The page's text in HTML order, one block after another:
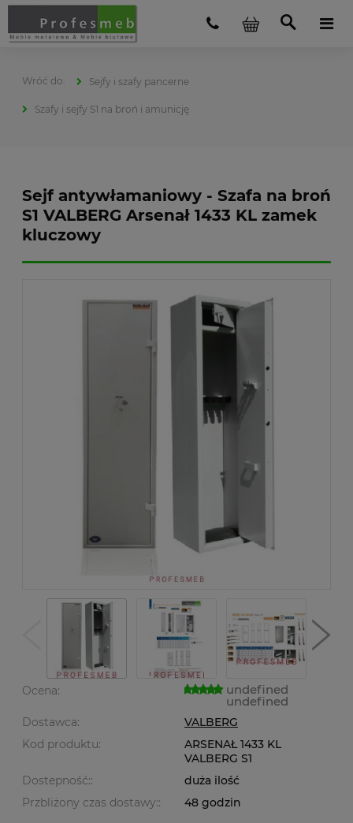
Sejfy i szafy pancerne
Szafy i sejfy S1 na broń i amunicję
Sejf antywłamaniowy - Szafa na broń
S1 VALBERG Arsenał 1433 KL zamek
kluczowy
Ocena: undefined
undefined
Dostawca:
VALBERG
Kod produktu:
ARSENAŁ 1433 KL
VALBERG S1
Dostepność::
duża ilość
Przbliżony czas dostawy::
48 godzin